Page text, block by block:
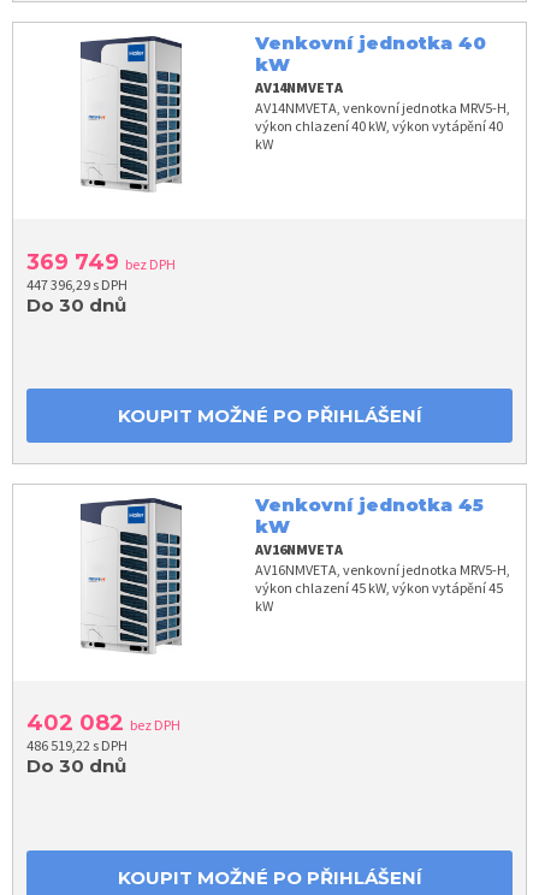
Venkovní jednotka 40
kW
AV14NMVETA
AV14NMVETA, venkovní jednotka MRV5-H,
výkon chlazení 40 kW, výkon vytápění 40
kW
369 749 bez DPH
447 396,29 s DPH
Do 30 dnů
KOUPIT MOŽNÉ PO PŘIHLÁŠENÍ
Venkovní jednotka 45
kW
AV16NMVETA
AV16NMVETA, venkovní jednotka MRV5-H,
výkon chlazení 45 kW, výkon vytápění 45
kW
402 082 bez DPH
486 519,22 s DPH
Do 30 dnů
KOUPIT MOŽNÉ PO PŘIHLÁŠENÍ